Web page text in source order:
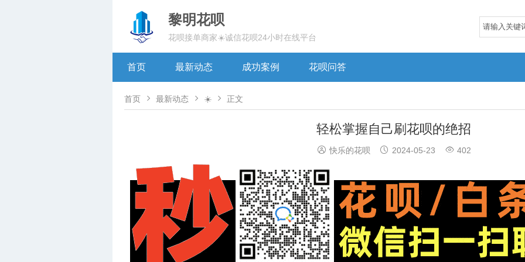
黎明花呗
花呗接单商家☀️诚信花呗24小时在线平台
首页 最新动态 成功案例 花呗问答
首页  最新动态  ☀️  正文
轻松掌握自己刷花呗的绝招
 快乐的花呗  2024-05-23  402